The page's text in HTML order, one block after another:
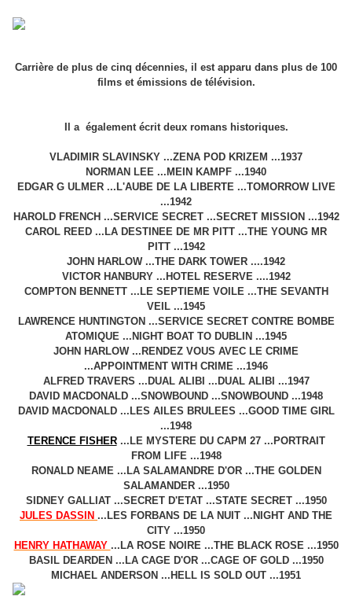
Carrière de plus de cinq décennies, il est apparu dans plus de 100
films et émissions de télévision.
Il a également écrit deux romans historiques.
VLADIMIR SLAVINSKY ...ZENA POD KRIZEM ...1937
NORMAN LEE ...MEIN KAMPF ...1940
EDGAR G ULMER ...L'AUBE DE LA LIBERTE ...TOMORROW LIVE
...1942
HAROLD FRENCH ...SERVICE SECRET ...SECRET MISSION ...1942
CAROL REED ...LA DESTINEE DE MR PITT ...THE YOUNG MR
PITT ...1942
JOHN HARLOW ...THE DARK TOWER ....1942
VICTOR HANBURY ...HOTEL RESERVE ....1942
COMPTON BENNETT ...LE SEPTIEME VOILE ...THE SEVANTH
VEIL ...1945
LAWRENCE HUNTINGTON ...SERVICE SECRET CONTRE BOMBE
ATOMIQUE ...NIGHT BOAT TO DUBLIN ...1945
JOHN HARLOW ...RENDEZ VOUS AVEC LE CRIME
...APPOINTMENT WITH CRIME ...1946
ALFRED TRAVERS ...DUAL ALIBI ...DUAL ALIBI ...1947
DAVID MACDONALD ...SNOWBOUND ...SNOWBOUND ...1948
DAVID MACDONALD ...LES AILES BRULEES ...GOOD TIME GIRL
...1948
TERENCE FISHER...LE MYSTERE DU CAPM 27 ...PORTRAIT
FROM LIFE ...1948
RONALD NEAME ...LA SALAMANDRE D'OR ...THE GOLDEN
SALAMANDER ...1950
SIDNEY GALLIAT ...SECRET D'ETAT ...STATE SECRET ...1950
JULES DASSIN ...LES FORBANS DE LA NUIT ...NIGHT AND THE
CITY ...1950
HENRY HATHAWAY ...LA ROSE NOIRE ...THE BLACK ROSE ...1950
BASIL DEARDEN ...LA CAGE D'OR ...CAGE OF GOLD ...1950
MICHAEL ANDERSON ...HELL IS SOLD OUT ...1951